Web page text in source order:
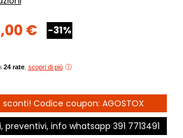
€ -31%
24 rate, scopri di più
sconti! Codice coupon: AGOSTOX
preventivi, info whatsapp 391 7713491